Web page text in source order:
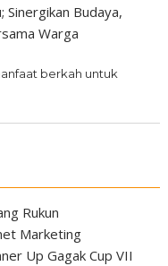
Sinergikan Budaya,
Warga
berkah untuk
Rukun
Marketing
Up Gagak Cup VII